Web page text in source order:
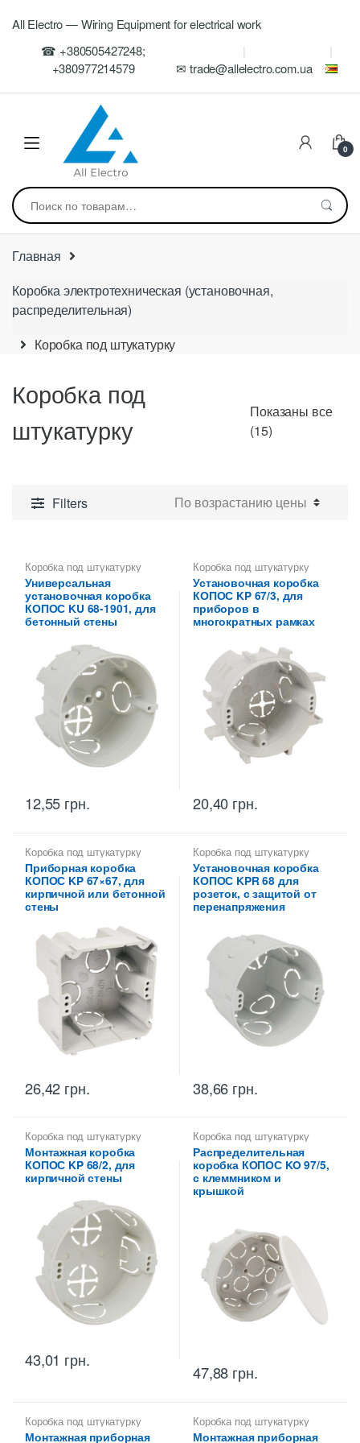
navigation
All Electro — Wiring Equipment for electrical work
☎ +380505427248;
+380977214579
✉ trade@allelectro.com.ua
0
Искать:
Главная
Коробка электротехническая (установочная,
распределительная)
Коробка под штукатурку
Коробка под
штукатурку
Показаны все
(15)Цены:
Filters
Коробка под штукатурку
Универсальная
установочная коробка
КОПОС KU 68-1901, для
бетонный стены
12,55 грн.
Коробка под штукатурку
Установочная коробка
КОПОС KP 67/3, для
приборов в
многократных рамках
20,40 грн.
Коробка под штукатурку
Приборная коробка
КОПОС KP 67×67, для
кирпичной или бетонной
стены
26,42 грн.
Коробка под штукатурку
Установочная коробка
КОПОС KPR 68 для
розеток, с защитой от
перенапряжения
38,66 грн.
Коробка под штукатурку
Монтажная коробка
КОПОС KP 68/2, для
кирпичной стены
43,01 грн.
Коробка под штукатурку
Распределительная
коробка КОПОС KO 97/5,
с клеммником и
крышкой
47,88 грн.
Коробка под штукатурку
Монтажная приборная
Коробка под штукатурку
Монтажная приборная